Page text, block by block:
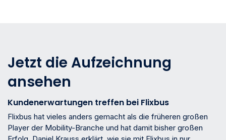
Jetzt die Aufzeichnung
ansehen
Kundenerwartungen treffen bei Flixbus
Flixbus hat vieles anders gemacht als die früheren großen
Player der Mobility-Branche und hat damit bisher großen